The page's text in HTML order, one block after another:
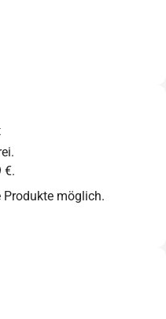
€.
Produkte möglich.